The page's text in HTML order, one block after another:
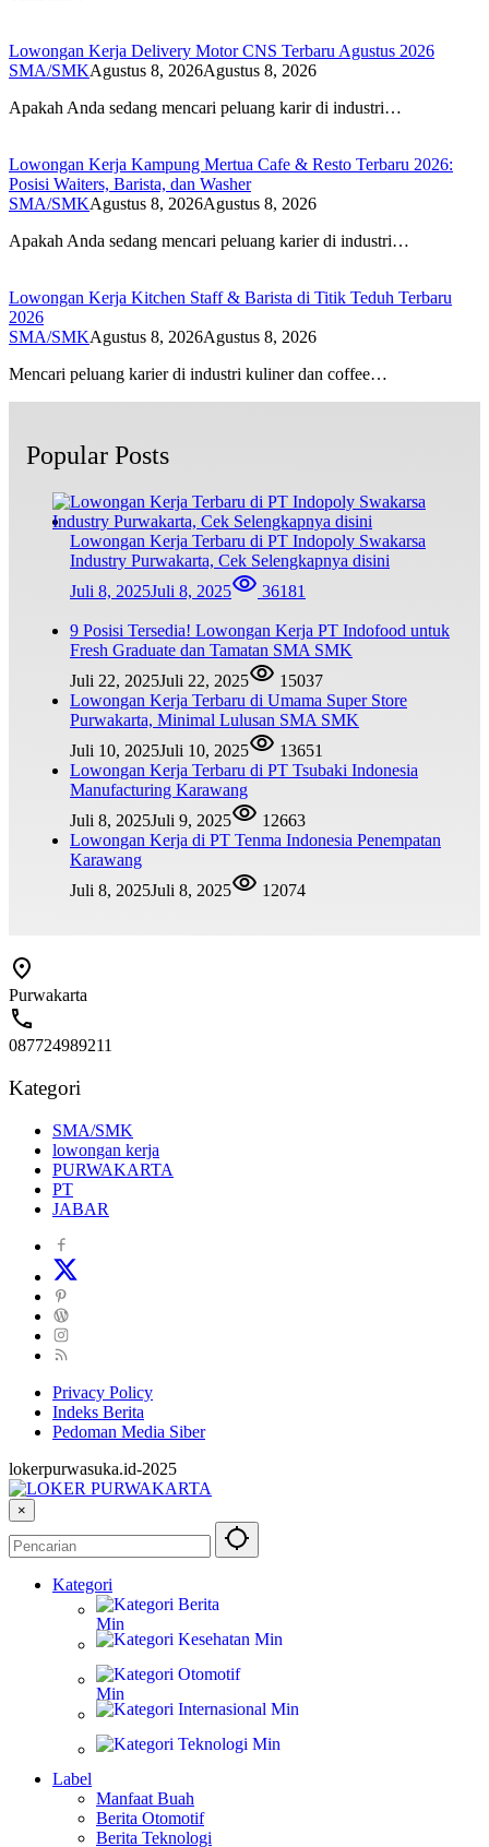
Lowongan Kerja Delivery Motor CNS Terbaru Agustus 2026
SMA/SMKAgustus 8, 2026Agustus 8, 2026
Apakah Anda sedang mencari peluang karir di industri…
Lowongan Kerja Kampung Mertua Cafe & Resto Terbaru 2026:
Posisi Waiters, Barista, dan Washer
SMA/SMKAgustus 8, 2026Agustus 8, 2026
Apakah Anda sedang mencari peluang karier di industri…
Lowongan Kerja Kitchen Staff & Barista di Titik Teduh Terbaru
2026
SMA/SMKAgustus 8, 2026Agustus 8, 2026
Mencari peluang karier di industri kuliner dan coffee…
Popular Posts
Lowongan Kerja Terbaru di PT Indopoly Swakarsa
Industry Purwakarta, Cek Selengkapnya disini
Juli 8, 2025Juli 8, 2025 36181
9 Posisi Tersedia! Lowongan Kerja PT Indofood untuk
Fresh Graduate dan Tamatan SMA SMK
Juli 22, 2025Juli 22, 2025
15037
Lowongan Kerja Terbaru di Umama Super Store
Purwakarta, Minimal Lulusan SMA SMK
Juli 10, 2025Juli 10, 2025
13651
Lowongan Kerja Terbaru di PT Tsubaki Indonesia
Manufacturing Karawang
Juli 8, 2025Juli 9, 2025
12663
Lowongan Kerja di PT Tenma Indonesia Penempatan
Karawang
Juli 8, 2025Juli 8, 2025 12074
Purwakarta
087724989211
Kategori
SMA/SMK
lowongan kerja
PURWAKARTA
PT
JABAR
Privacy Policy
Indeks Berita
Pedoman Media Siber
lokerpurwasuka.id-2025
×
Kategori
Label
Manfaat Buah
Berita Otomotif
Berita Teknologi